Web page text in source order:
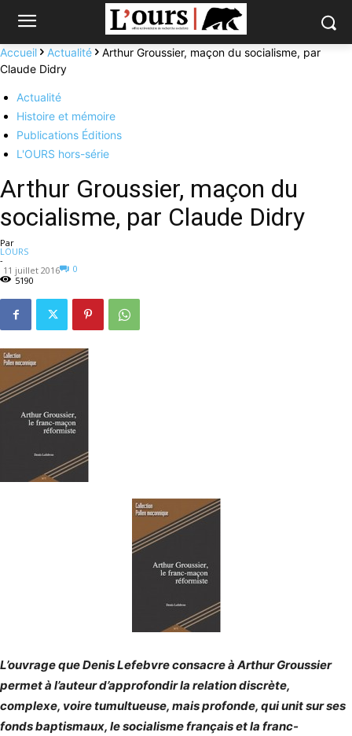
Accueil Actualité
Arthur Groussier, maçon du socialisme, par
Claude Didry
Actualité
Histoire et mémoire
Publications Éditions
L'OURS hors-série
Arthur Groussier, maçon du
socialisme, par Claude Didry
Par
LOURS
-
11 juillet 2016
0
5190
L’ouvrage que Denis Lefebvre consacre à Arthur Groussier
permet à l’auteur d’approfondir la relation discrète,
complexe, voire tumultueuse, mais profonde, qui unit sur ses
fonds baptismaux, le socialisme français et la franc-